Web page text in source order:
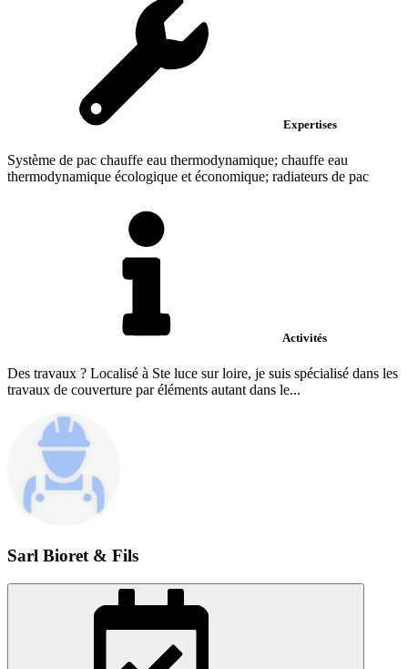
Expertises
Système de pac chauffe eau thermodynamique; chauffe eau
thermodynamique écologique et économique; radiateurs de pac
Activités
Des travaux ? Localisé à Ste luce sur loire, je suis spécialisé dans les
travaux de couverture par éléments autant dans le...
Sarl Bioret & Fils